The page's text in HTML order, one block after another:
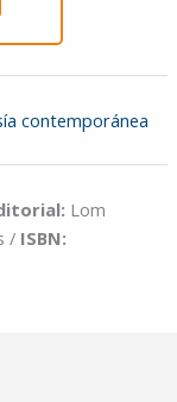
contemporánea
Lom
/ ISBN: